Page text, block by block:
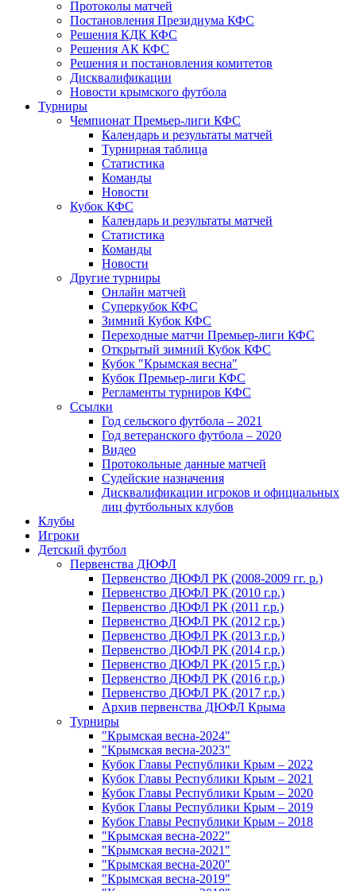
Протоколы матчей
Постановления Президиума КФС
Решения КДК КФС
Решения АК КФС
Решения и постановления комитетов
Дисквалификации
Новости крымского футбола
Турниры
Чемпионат Премьер-лиги КФС
Календарь и результаты матчей
Турнирная таблица
Статистика
Команды
Новости
Кубок КФС
Календарь и результаты матчей
Статистика
Команды
Новости
Другие турниры
Онлайн матчей
Суперкубок КФС
Зимний Кубок КФС
Переходные матчи Премьер-лиги КФС
Открытый зимний Кубок КФС
Кубок "Крымская весна"
Кубок Премьер-лиги КФС
Регламенты турниров КФС
Ссылки
Год сельского футбола – 2021
Год ветеранского футбола – 2020
Видео
Протокольные данные матчей
Судейские назначения
Дисквалификации игроков и официальных
лиц футбольных клубов
Клубы
Игроки
Детский футбол
Первенства ДЮФЛ
Первенство ДЮФЛ РК (2008-2009 гг. р.)
Первенство ДЮФЛ РК (2010 г.р.)
Первенство ДЮФЛ РК (2011 г.р.)
Первенство ДЮФЛ РК (2012 г.р.)
Первенство ДЮФЛ РК (2013 г.р.)
Первенство ДЮФЛ РК (2014 г.р.)
Первенство ДЮФЛ РК (2015 г.р.)
Первенство ДЮФЛ РК (2016 г.р.)
Первенство ДЮФЛ РК (2017 г.р.)
Архив первенства ДЮФЛ Крыма
Турниры
"Крымская весна-2024"
"Крымская весна-2023"
Кубок Главы Республики Крым – 2022
Кубок Главы Республики Крым – 2021
Кубок Главы Республики Крым – 2020
Кубок Главы Республики Крым – 2019
Кубок Главы Республики Крым – 2018
"Крымская весна-2022"
"Крымская весна-2021"
"Крымская весна-2020"
"Крымская весна-2019"